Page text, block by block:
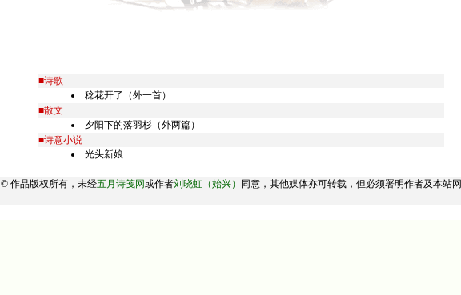
■诗歌
稔花开了（外一首）
■散文
夕阳下的落羽杉（外两篇）
■诗意小说
光头新娘
© 作品版权所有，未经五月诗笺网或作者刘晓虹（始兴） 同意，其他媒体亦可转载，但必须署明作者及本站